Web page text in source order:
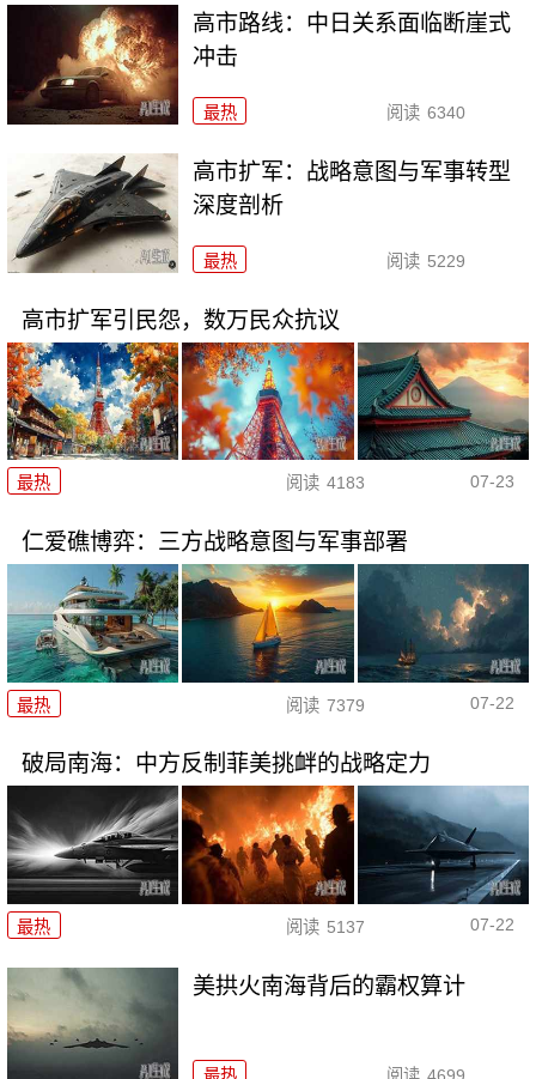
高市路线：中日关系面临断崖式
冲击
最热 阅读 6340
高市扩军：战略意图与军事转型
深度剖析
最热 阅读 5229
高市扩军引民怨，数万民众抗议
最热 阅读 4183 07-23
仁爱礁博弈：三方战略意图与军事部署
最热 阅读 7379 07-22
破局南海：中方反制菲美挑衅的战略定力
最热 阅读 5137 07-22
美拱火南海背后的霸权算计
最热 阅读 4699